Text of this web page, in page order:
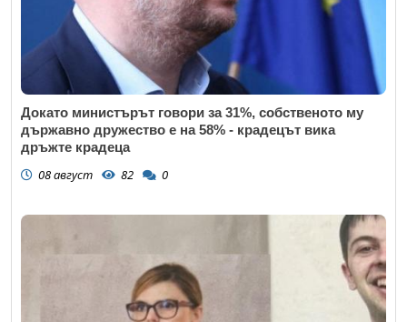
Докато министърът говори за 31%, собственото му
държавно дружество е на 58% - крадецът вика
дръжте крадеца
08 август 82 0